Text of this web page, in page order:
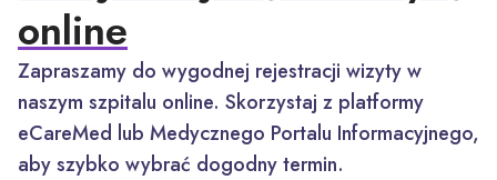
online
Zapraszamy do wygodnej rejestracji wizyty w
naszym szpitalu online. Skorzystaj z platformy
eCareMed lub Medycznego Portalu Informacyjnego,
aby szybko wybrać dogodny termin.